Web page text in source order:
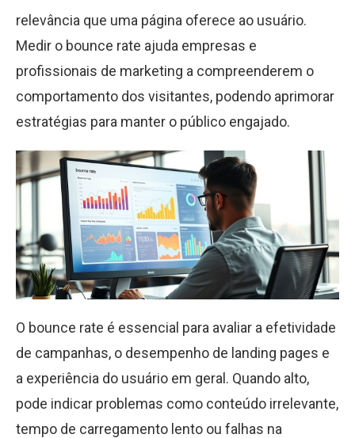
relevância que uma página oferece ao usuário.
Medir o bounce rate ajuda empresas e
profissionais de marketing a compreenderem o
comportamento dos visitantes, podendo aprimorar
estratégias para manter o público engajado.
O bounce rate é essencial para avaliar a efetividade
de campanhas, o desempenho de landing pages e
a experiência do usuário em geral. Quando alto,
pode indicar problemas como conteúdo irrelevante,
tempo de carregamento lento ou falhas na